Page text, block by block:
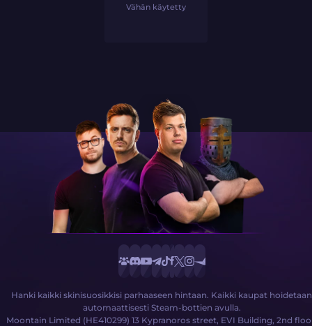
Vähän käytetty
Hanki kaikki skinisuosikkisi parhaaseen hintaan. Kaikki kaupat hoidetaan
automaattisesti Steam-bottien avulla.
Moontain Limited (HE410299) 13 Kypranoros street, EVI Building, 2nd